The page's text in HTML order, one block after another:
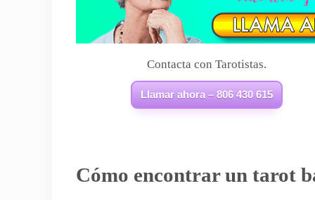
Contacta con Tarotistas.
Llamar ahora – 806 430 615
Cómo encontrar un tarot